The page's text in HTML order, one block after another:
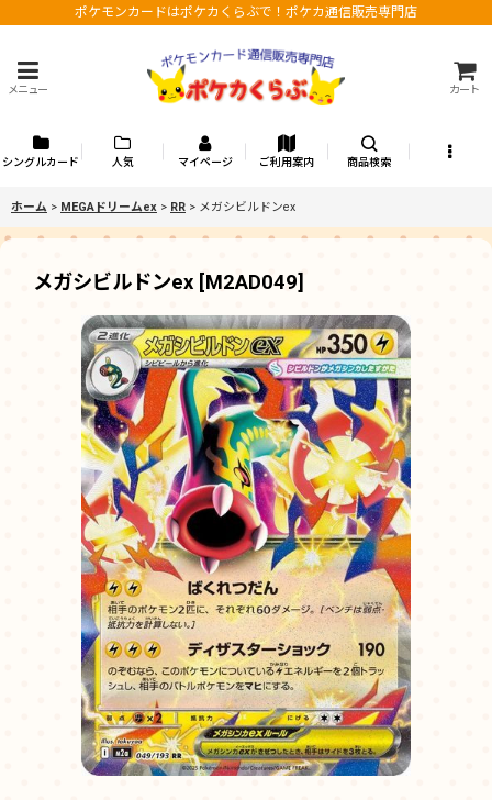
ポケモンカードはポケカくらぶで！ポケカ通信販売専門店
メニュー カート
シングルカード 人気 マイページ ご利用案内 商品検索
ホーム > MEGAドリームex > RR > メガシビルドンex
メガシビルドンex [M2AD049]